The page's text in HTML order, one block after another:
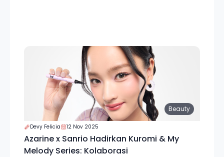
Beauty
Devy Felicia 12 Nov 2025
Azarine x Sanrio Hadirkan Kuromi & My
Melody Series: Kolaborasi